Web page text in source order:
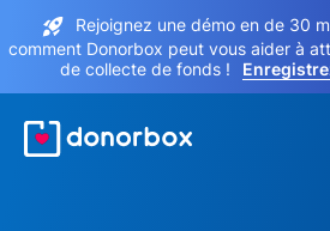
Rejoignez une démo en de 30
comment Donorbox peut vous aider à
de collecte de fonds !